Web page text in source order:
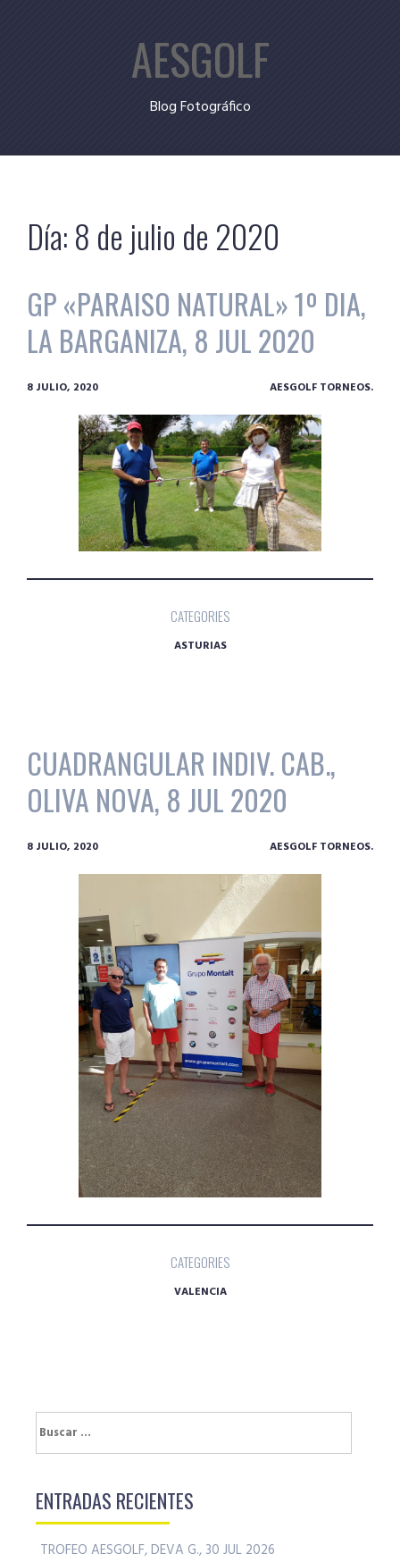
AESGOLF
Blog Fotográfico
Día:8 de julio de 2020
GP «PARAISO NATURAL» 1º DIA,
LA BARGANIZA, 8 JUL 2020
8 JULIO, 2020 AESGOLF TORNEOS.
CATEGORIES
ASTURIAS
CUADRANGULAR INDIV. CAB.,
OLIVA NOVA, 8 JUL 2020
8 JULIO, 2020 AESGOLF TORNEOS.
CATEGORIES
VALENCIA
Buscar:
ENTRADAS RECIENTES
TROFEO AESGOLF, DEVA G., 30 JUL 2026